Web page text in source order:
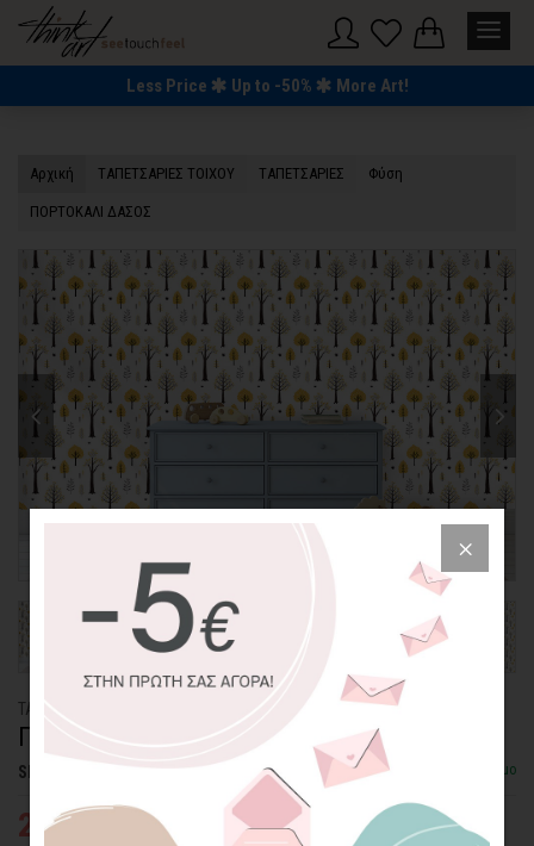
Less Price Up to -50% More Art!
Αρχική TΑΠΕΤΣΑΡΙΕΣ ΤΟΙΧΟΥ TΑΠΕΤΣΑΡΙΕΣ Φύση
ΠΟΡΤΟΚΑΛΙ ΔΑΣΟΣ
ΤΑΠΕΤΣΑΡΙΑ PATTERN
ΠΟΡΤΟΚΑΛΙ ΔΑΣΟΣ
SKU: WLP-4 Διαθέσιμο
24,26€ 34,65€